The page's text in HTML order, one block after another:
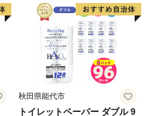
秋田県能代市
トイレットペーパー ダブル 9